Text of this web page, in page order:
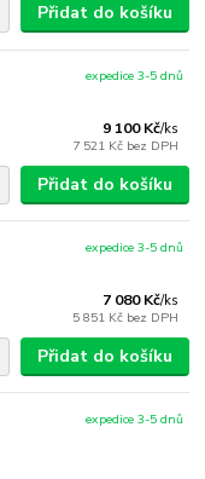
Přidat do košíku
9 100 Kč/ks
7 521 Kč bez DPH
expedice 3-5 dnů
Přidat do košíku
7 080 Kč/ks
5 851 Kč bez DPH
expedice 3-5 dnů
Přidat do košíku
expedice 3-5 dnů